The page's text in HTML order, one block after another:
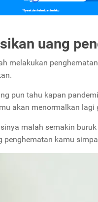
uang
melakukan
pun tahu kapan
akan menormalkan
malah semakin
penghematan kamu